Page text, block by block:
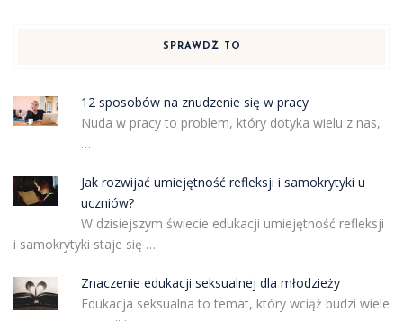
SPRAWDŹ TO
12 sposobów na znudzenie się w pracy
Nuda w pracy to problem, który dotyka wielu z nas,
…
Jak rozwijać umiejętność refleksji i samokrytyki u
uczniów?
W dzisiejszym świecie edukacji umiejętność refleksji
i samokrytyki staje się …
Znaczenie edukacji seksualnej dla młodzieży
Edukacja seksualna to temat, który wciąż budzi wiele